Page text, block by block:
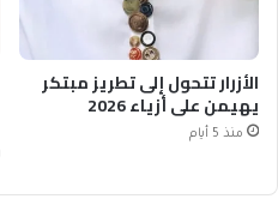
الأزرار تتحول إلى تطريز مبتكر
يهيمن على أزياء 2026
منذ 5 أيام